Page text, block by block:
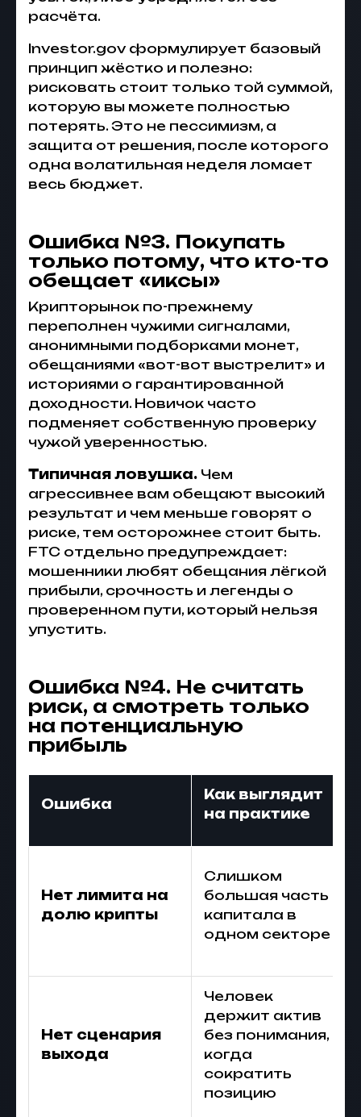
расчёта.
Investor.gov формулирует базовый
принцип жёстко и полезно:
рисковать стоит только той суммой,
которую вы можете полностью
потерять. Это не пессимизм, а
защита от решения, после которого
одна волатильная неделя ломает
весь бюджет.
Ошибка №3. Покупать
только потому, что кто-то
обещает «иксы»
Крипторынок по-прежнему
переполнен чужими сигналами,
анонимными подборками монет,
обещаниями «вот-вот выстрелит» и
историями о гарантированной
доходности. Новичок часто
подменяет собственную проверку
чужой уверенностью.
Типичная ловушка. Чем
агрессивнее вам обещают высокий
результат и чем меньше говорят о
риске, тем осторожнее стоит быть.
FTC отдельно предупреждает:
мошенники любят обещания лёгкой
прибыли, срочность и легенды о
проверенном пути, который нельзя
упустить.
Ошибка №4. Не считать
риск, а смотреть только
на потенциальную
прибыль
Ошибка
Как выглядит
на практике
Нет лимита на
долю крипты
Слишком
большая часть
капитала в
одном секторе
Нет сценария
выхода
Человек
держит актив
без понимания,
когда
сократить
позицию